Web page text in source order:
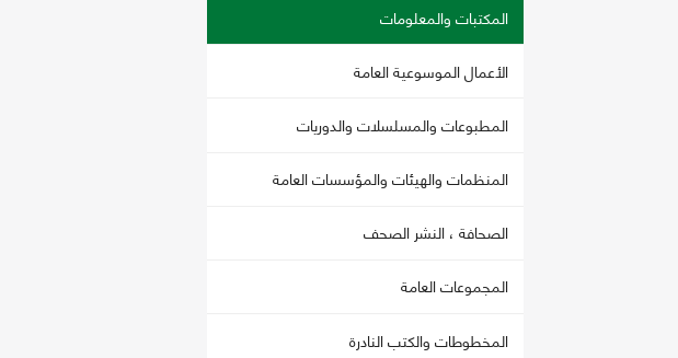
المكتبات والمعلومات
الأعمال الموسوعية العامة
المطبوعات والمسلسلات والدوريات
المنظمات والهيئات والمؤسسات العامة
الصحافة ، النشر الصحف
المجموعات العامة
المخطوطات والكتب النادرة